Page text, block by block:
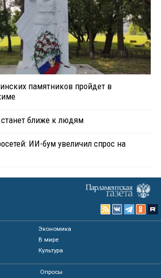
памятников пройдет в
ближе к людям
ИИ-бум увеличил спрос на
Экономика
В мире
Культура
Опросы